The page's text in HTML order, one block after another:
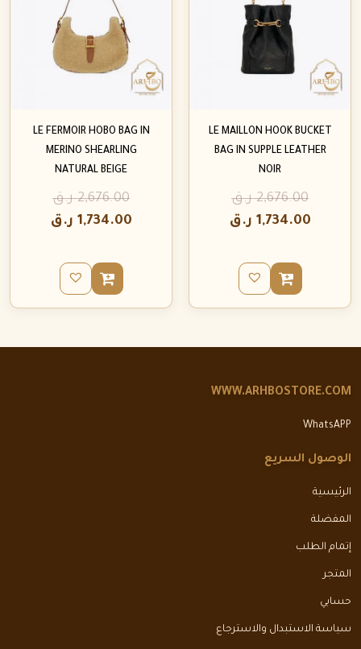
LE MAILLON HOOK BUCKET
BAG IN SUPPLE LEATHER
NOIR
2,676.00 ر.ق
1,734.00 ر.ق
LE FERMOIR HOBO BAG IN
MERINO SHEARLING
NATURAL BEIGE
2,676.00 ر.ق
1,734.00 ر.ق
WWW.ARHBOSTORE.COM
WhatsAPP
الوصول السريع
الرئيسية
المفضلة
إتمام الطلب
المتجر
حسابي
سياسة الاستبدال والاسترجاع